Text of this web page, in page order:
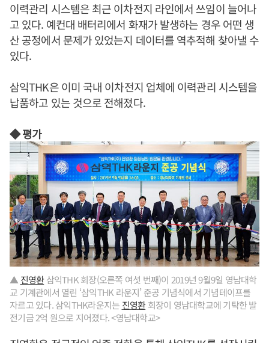
이력관리 시스템은 최근 이차전지 라인에서 쓰임이 늘어나
고 있다. 예컨대 배터리에서 화재가 발생하는 경우 어떤 생
산 공정에서 문제가 있었는지 데이터를 역추적해 찾아낼 수
있다.
삼익THK은 이미 국내 이차전지 업체에 이력관리 시스템을
납품하고 있는 것으로 전해졌다.
◆ 평가
▲ 진영환삼익THK 회장(오른쪽 여섯 번째)이 2019년 9월9일 영남대학
교 기계관에서 열린 ‘삼익THK 라운지’ 준공 기념식에서 기념테이프를
자르고 있다. 삼익THK라운지는 진영환회장이 영남대학교에 기탁한 발
전기금 2억 원으로 지어졌다. <영남대학교>